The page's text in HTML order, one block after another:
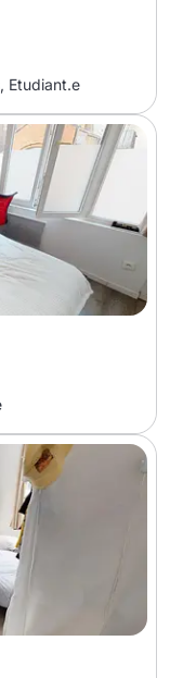
Etudiant.e